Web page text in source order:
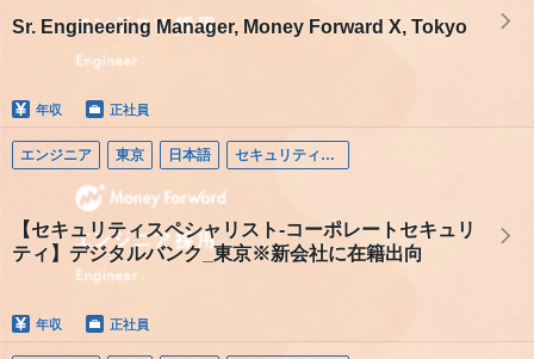
Sr. Engineering Manager, Money Forward X, Tokyo
年収 正社員
エンジニア 東京 日本語 セキュリティエンジニア
【セキュリティスペシャリスト-コーポレートセキュリ
ティ】デジタルバンク_東京※新会社に在籍出向
年収 正社員